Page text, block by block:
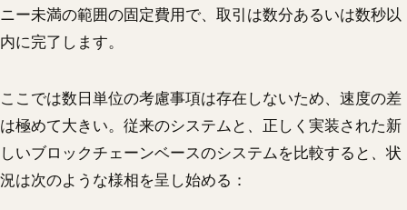
ニー未満の範囲の固定費用で、取引は数分あるいは数秒以
内に完了します。
ここでは数日単位の考慮事項は存在しないため、速度の差
は極めて大きい。従来のシステムと 、 正しく実装された新
しいブロックチェーンベースのシステムを比較すると 、 状
況は次のような様相を呈し始める：